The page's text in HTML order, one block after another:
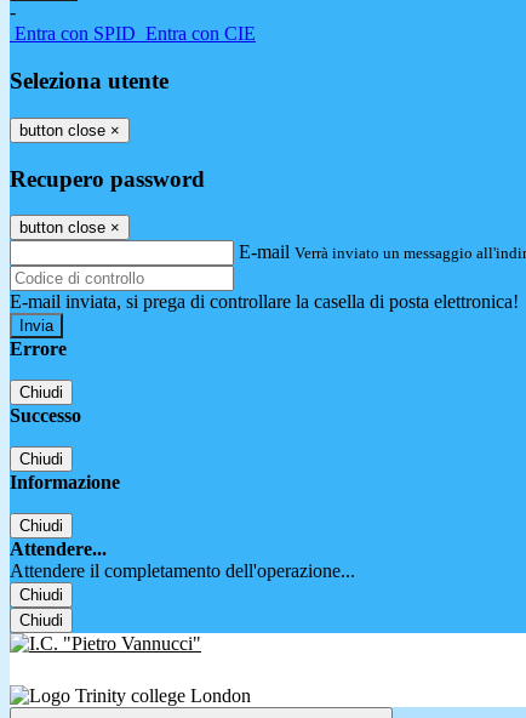
-
Entra con SPID Entra con CIE
Seleziona utente
button close ×
Recupero password
button close ×
E-mail Verrà inviato un messaggio
E-mail inviata, si prega di controllare la casella di posta elettronica!
Errore
Chiudi
Successo
Chiudi
Informazione
Chiudi
Attendere...
Attendere il completamento dell'operazione...
Chiudi
Chiudi